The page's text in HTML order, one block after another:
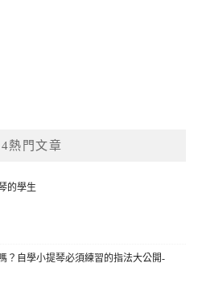
熱門文章
的學生
？自學小提琴必須練習的指法大公開-